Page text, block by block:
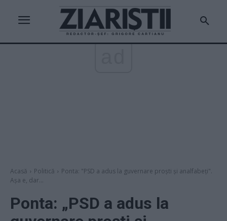
Acasă Politică
Ponta: "PSD a adus la guvernare proşti şi analfabeţi".
Așa e, dar...
Ponta: „PSD a adus la